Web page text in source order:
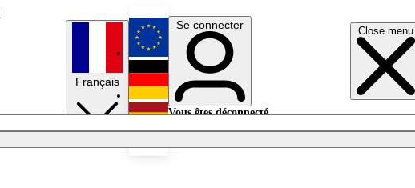
Close menu
Français
English
Deutsch
Se connecter
Vous êtes déconnecté.